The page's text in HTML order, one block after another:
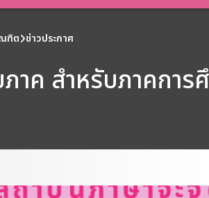
ฑิต ข่าวประกาศ
าค สำหรับภาคกา